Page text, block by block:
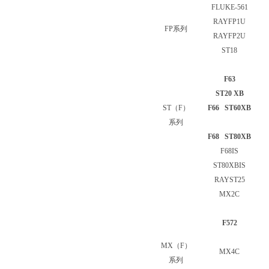
FLUKE-561
FP系列
RAYFP1U
RAYFP2U
ST（F）
系列
ST18
F63
ST20 XB
F66 ST60XB
F68 ST80XB
F68IS
ST80XBIS
RAYST25
MX（F）
系列
MX2C
F572
MX4C